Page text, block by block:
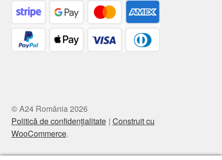
© A24 România 2026
Politică de confidențialitate Construit cu
WooCommerce.